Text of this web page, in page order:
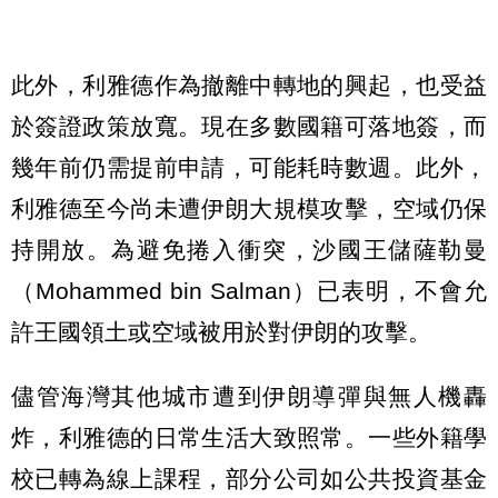
此外，利雅德作為撤離中轉地的興起，也受益
於簽證政策放寬。現在多數國籍可落地簽，而
幾年前仍需提前申請，可能耗時數週。此外，
利雅德至今尚未遭伊朗大規模攻擊，空域仍保
持開放。為避免捲入衝突，沙國王儲薩勒曼
（Mohammed bin Salman）已表明，不會允
許王國領土或空域被用於對伊朗的攻擊。
儘管海灣其他城市遭到伊朗導彈與無人機轟
炸，利雅德的日常生活大致照常。一些外籍學
校已轉為線上課程，部分公司如公共投資基金